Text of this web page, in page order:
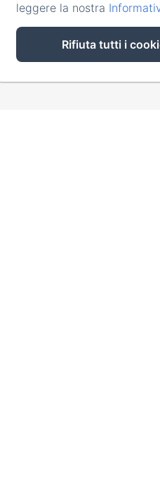
leggere la nostra
Rifiuta tutti i